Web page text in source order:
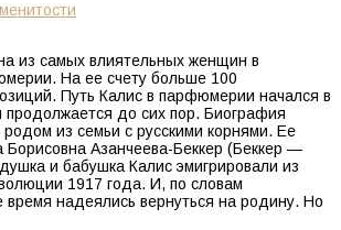
из самых влиятельных женщин в
На ее счету больше 100
Путь Калис в парфюмерии начался в
продолжается до сих пор. Биография
родом из семьи с русскими корнями. Ее
Борисовна Азанчеева-Беккер (Беккер —
и бабушка Калис эмигрировали из
1917 года. И, по словам
надеялись вернуться на родину. Но